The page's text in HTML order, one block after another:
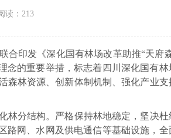
读：213
合印发《深化国有林场改革助推“天府
念的重要举措，标志着四川深化国有林
森林资源、创新体制机制、强化产业支
林分结构。严格保持林地稳定，坚决杜
路网、水网及供电通信等基础设施，全